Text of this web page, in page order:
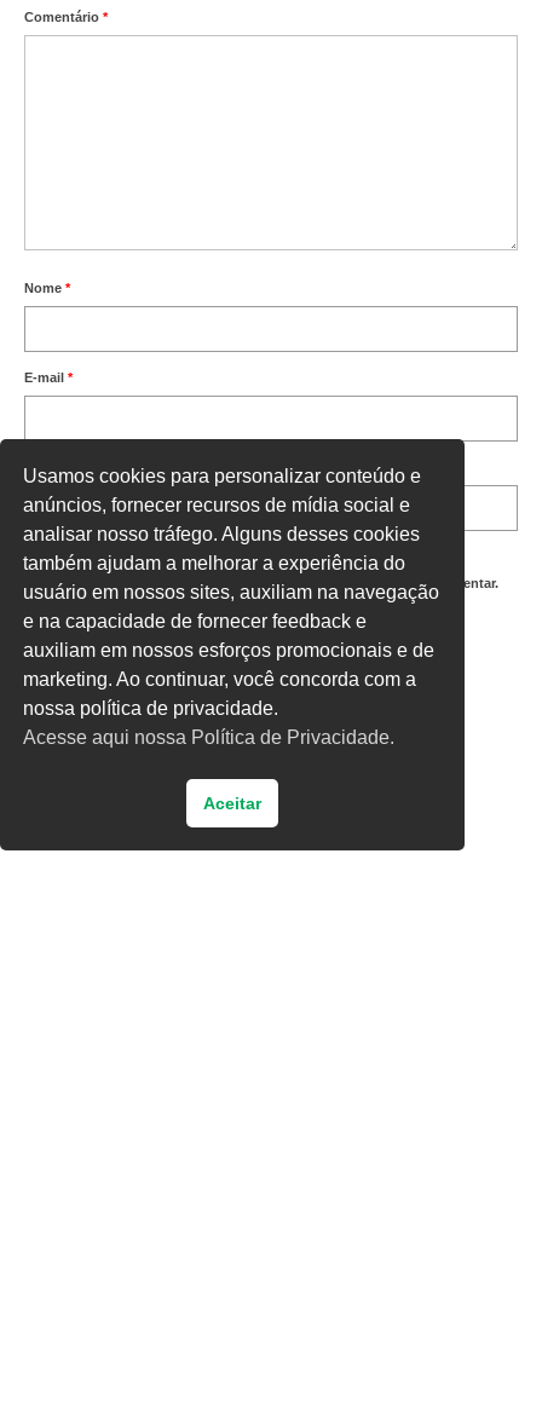
Comentário *
Nome *
E-mail *
Site
Salvar meus dados neste navegador para a próxima vez que eu comentar.
Digite uma resposta em números:
5 × quatro =
Usamos cookies para personalizar conteúdo e
anúncios, fornecer recursos de mídia social e
analisar nosso tráfego. Alguns desses cookies
também ajudam a melhorar a experiência do
usuário em nossos sites, auxiliam na navegação
e na capacidade de fornecer feedback e
auxiliam em nossos esforços promocionais e de
marketing. Ao continuar, você concorda com a
nossa política de privacidade.
Acesse aqui nossa Política de Privacidade.
Aceitar